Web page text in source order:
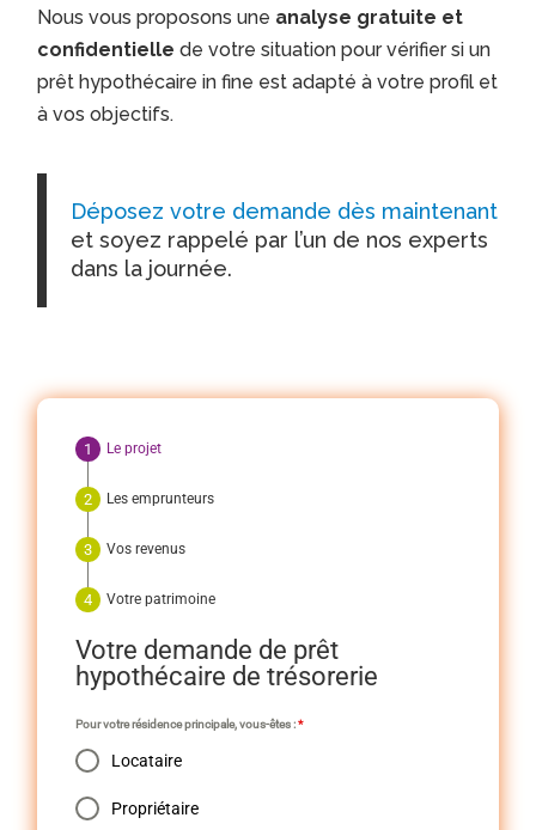
Nous vous proposons une analyse gratuite et
confidentielle de votre situation pour vérifier si un
prêt hypothécaire in fine est adapté à votre profil et
à vos objectifs.
Déposez votre demande dès maintenant
et soyez rappelé par l’un de nos experts
dans la journée.
Le projet
Les emprunteurs
Vos revenus
Votre patrimoine
Votre demande de prêt
hypothécaire de trésorerie
Pour votre résidence principale, vous-êtes :*
Locataire
Propriétaire